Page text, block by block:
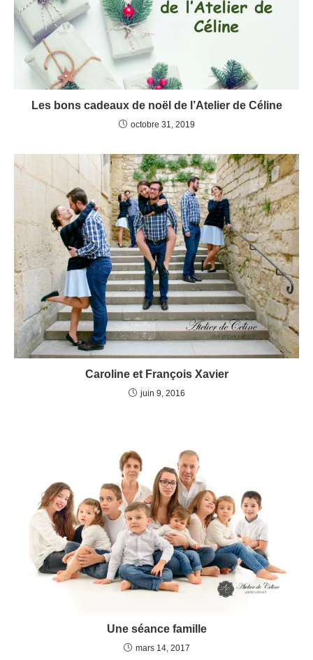
Les bons cadeaux de noël de l’Atelier de Céline
octobre 31, 2019
Caroline et François Xavier
juin 9, 2016
Une séance famille
mars 14, 2017